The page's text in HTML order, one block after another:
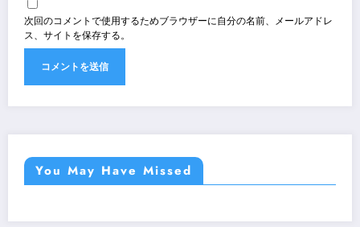
次回のコメントで使用するためブラウザーに自分の名前、メールアドレ
ス、サイトを保存する。
You May Have Missed